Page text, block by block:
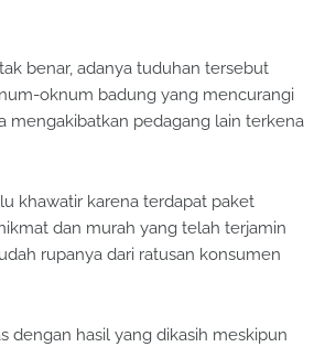
benar, adanya tuduhan tersebut
oknum badung yang mencurangi
mengakibatkan pedagang lain terkena
khawatir karena terdapat paket
dan murah yang telah terjamin
rupanya dari ratusan konsumen
dengan hasil yang dikasih meskipun